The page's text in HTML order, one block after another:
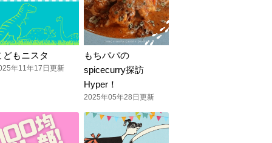
どもニスタ
年11年17日更新
もちパパの
spicecurry探訪
Hyper！
2025年05年28日更新